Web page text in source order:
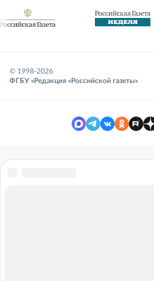
© 1998-2026
ФГБУ «Редакция «Российской газеты»